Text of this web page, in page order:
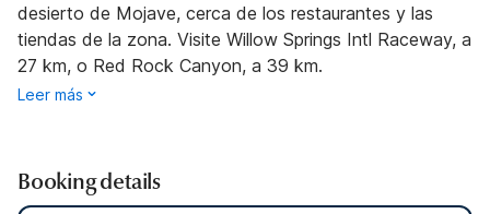
desierto de Mojave, cerca de los restaurantes y las
tiendas de la zona. Visite Willow Springs Intl Raceway, a
27 km, o Red Rock Canyon, a 39 km.
Leer más
Booking details